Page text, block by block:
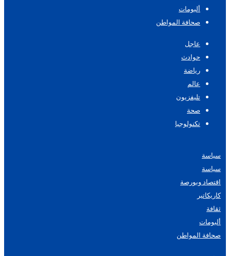
ألبومات
صحافة المواطن
عاجل
حوادث
رياضة
عالم
تليفزيون
صحة
تكنولوجيا
سياسة
سياسة
اقتصاد وبورصة
كاريكاتير
ثقافة
ألبومات
صحافة المواطن